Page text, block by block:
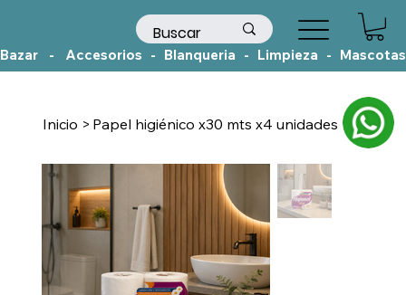
Bazar    -    Accesorios   -   Blanqueria   -   Limpieza   -
Inicio > Papel higiénico x30 mts x4 unidades